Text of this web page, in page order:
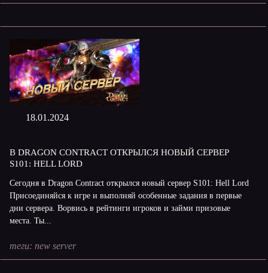
18.01.2024
В DRAGON CONTRACT ОТКРЫЛСЯ НОВЫЙ СЕРВЕР
S101: HELL LORD
Сегодня в Dragon Contract открылся новый сервер S101: Hell Lord
Присоединяйся к игре и выполняй особенные задания в первые
дни сервера. Ворвись в рейтинги игроков и займи призовые
места. Ты...
теги: new server